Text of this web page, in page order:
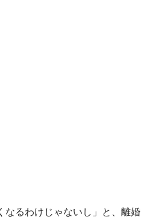
なるわけじゃないし」と、離婚